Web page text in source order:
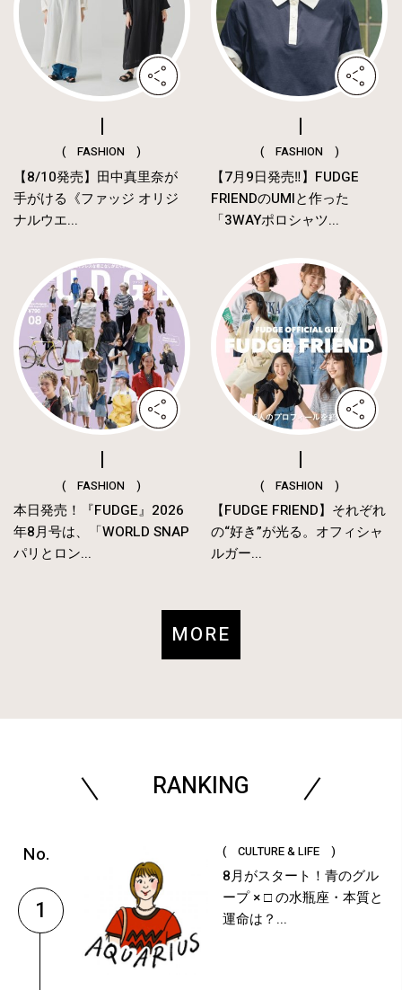
( FASHION )
【8/10発売】田中真里奈が
手がける《ファッジ オリジ
ナルウエ...
( FASHION )
【7月9日発売‼︎】FUDGE
FRIENDのUMIと作った
「3WAYポロシャツ...
( FASHION )
本日発売！『FUDGE』2026
年8月号は、「WORLD SNAP
パリとロン...
( FASHION )
【FUDGE FRIEND】それぞれ
の“好き”が光る。オフィシャ
ルガー...
MORE
RANKING
1
( CULTURE & LIFE )
8月がスタート！青のグル
ープ × □ の水瓶座・本質と
運命は？...